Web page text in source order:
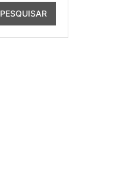
PESQUISAR